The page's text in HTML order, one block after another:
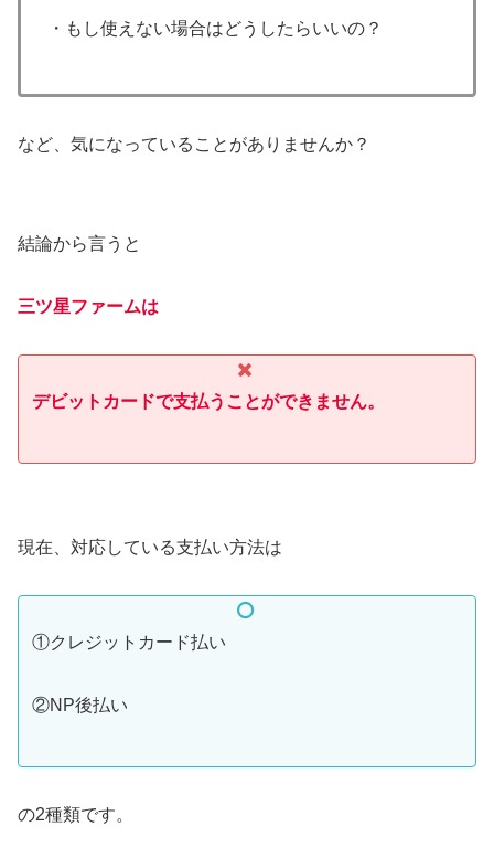
・もし使えない場合はどうしたらいいの？
など、気になっていることがありませんか？
結論から言うと
三ツ星ファームは
デビットカードで支払うことができません。
現在、対応している支払い方法は
①クレジットカード払い
②NP後払い
の2種類です。